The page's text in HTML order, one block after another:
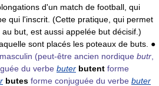
d'un match de football, qui
qui l'inscrit. (Cette pratique, qui permet
but, est aussi appelée but décisif.)
sont placés les poteaux de buts. ●
(peut-être ancien nordique butr
du verbe buter butent forme
butes forme conjuguée du verbe buter